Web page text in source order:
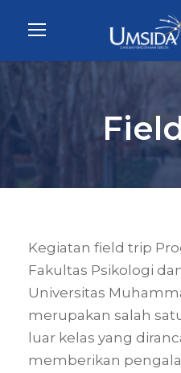
Kegiatan field trip
Fakultas Psikologi
Universitas
merupakan salah
luar kelas yang
memberikan